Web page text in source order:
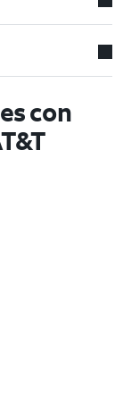
con